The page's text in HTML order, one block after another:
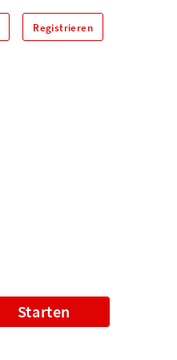
Registrieren
Starten